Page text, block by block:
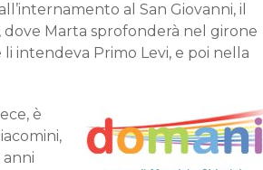
al San Giovanni, il
dove Marta sprofonderà nel girone
li intendeva Primo Levi, e poi nella
è
anni